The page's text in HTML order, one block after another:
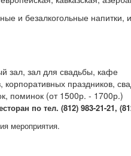
и безалкогольные
зал, зал для свадьбы, кафе
корпоративных праздников,
поминок (от 1500р. - 1700р.)
по тел. (812) 983-21-21,
мероприятия.